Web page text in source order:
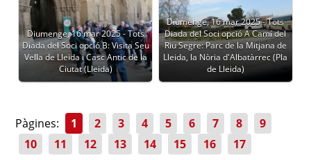
Diumenge, 16 mar 2025 - Tots
Diada del Soci opció B: Visita Seu
Vella de Lleida i Casc Antic de la
Ciutat (Lleida)
Diumenge, 16 mar 2025 - Tots
Diada del Soci opció A Camí del
Riu Segre: Parc de la Mitjana de
Lleida, la Nòria d'Albatàrrec (Pla
de Lleida)
Pàgines: 1 2 3 4 5 6 7 8
9
10
11 12 13 14 15 16 17